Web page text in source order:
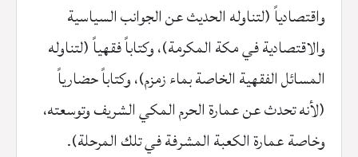
واقتصادياً (لتناوله الحديث عن الجوانب السياسية
والاقتصادية في مكة المكرمة)، وكتاباً فقهياً (لتناوله
المسائل الفقهية الخاصة بماء زمزم)، وكتاباً حضارياً
(لأنه تحدث عن عمارة الحرم المكي الشريف وتوسعته،
وخاصة عمارة الكعبة المشرفة في تلك المرحلة).